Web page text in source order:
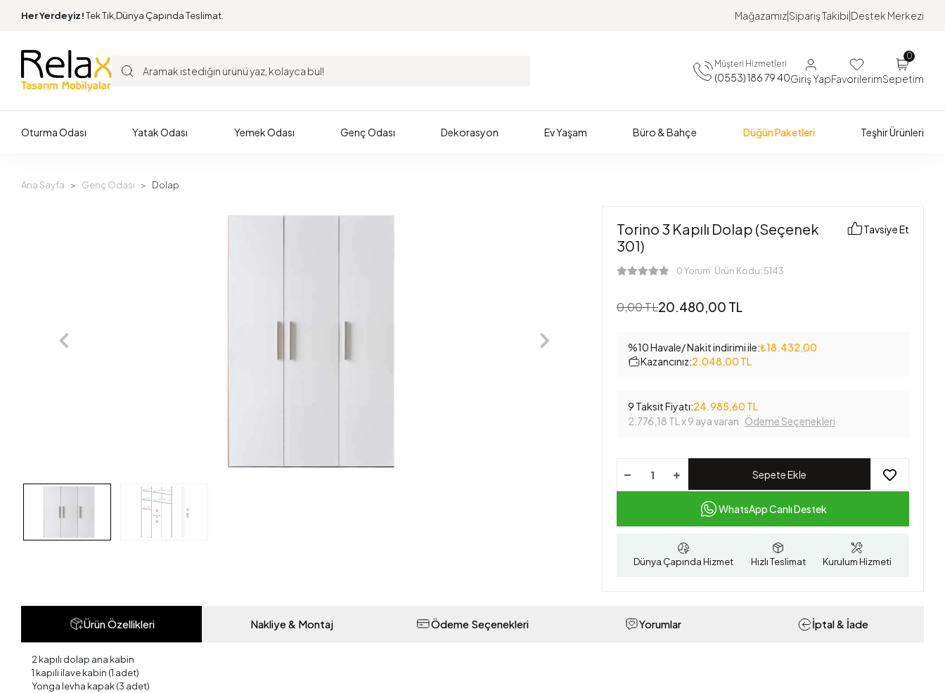
Her Yerdeyiz!Tek Tık,Dünya Çapında Teslimat. MağazamızSipariş Takibi Destek Merkezi
Müşteri Hizmetleri
(0553) 186 79 40Giriş YapFavorilerim
0
Sepetim
Oturma Odası Yatak Odası Yemek Odası Genç Odası Dekorasyon Ev Yaşam Büro & Bahçe Düğün Paketleri Teşhir Ürünleri
Ana Sayfa Genç Odası Dolap
Torino 3 Kapılı Dolap (Seçenek
301)
0 Yorum Ürün Kodu: 5143
Tavsiye Et
0,00 TL20.480,00 TL
%10 Havale/ Nakit indirimi ile:₺18.432,00
Kazancınız:2.048,00 TL
9 Taksit Fiyatı:24.985,60 TL
2.776,18 TL x 9 aya varan Ödeme Seçenekleri
Sepete Ekle
WhatsApp Canlı Destek
Dünya Çapında Hizmet Hızlı Teslimat Kurulum Hizmeti
Ürün Özellikleri Nakliye & Montaj Ödeme Seçenekleri Yorumlar İptal & İade
2 kapılı dolap ana kabin
1 kapılı ilave kabin (1 adet)
Yonga levha kapak (3 adet)